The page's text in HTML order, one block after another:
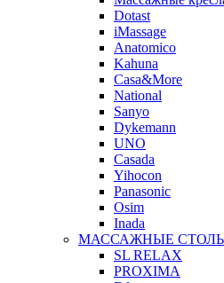
Dotast
iMassage
Anatomico
Kahuna
Casa&More
National
Sanyo
Dykemann
UNO
Casada
Yihocon
Panasonic
Osim
Inada
МАССАЖНЫЕ
SL RELAX
PROXIMA